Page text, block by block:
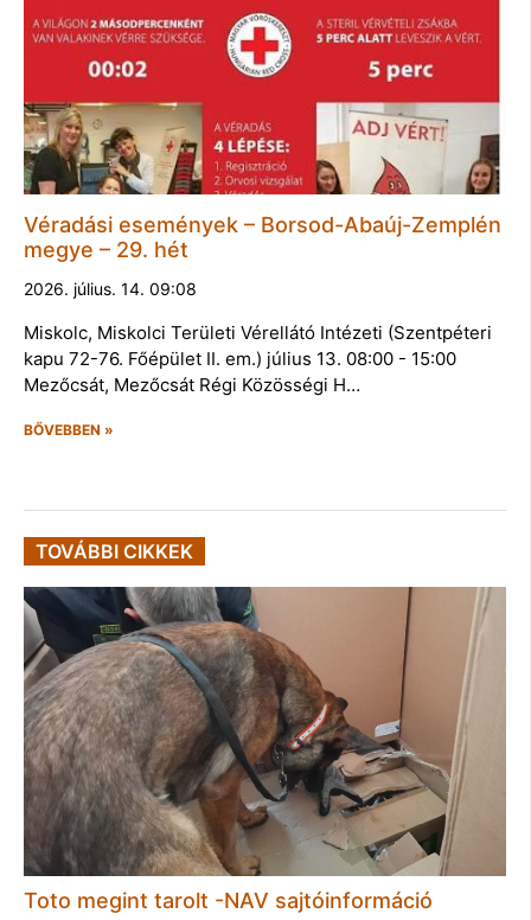
Véradási események – Borsod-Abaúj-Zemplén
megye – 29. hét
2026. július. 14. 09:08
Miskolc, Miskolci Területi Vérellátó Intézeti (Szentpéteri
kapu 72-76. Főépület II. em.) július 13. 08:00 - 15:00
Mezőcsát, Mezőcsát Régi Közösségi H…
BŐVEBBEN »
TOVÁBBI CIKKEK
Toto megint tarolt -NAV sajtóinformáció